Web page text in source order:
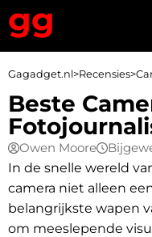
Gagadget.nl>Recensies>
Beste
Owen Moore
In de snelle wereld
camera niet alleen
belangrijkste wapen
om meeslepende